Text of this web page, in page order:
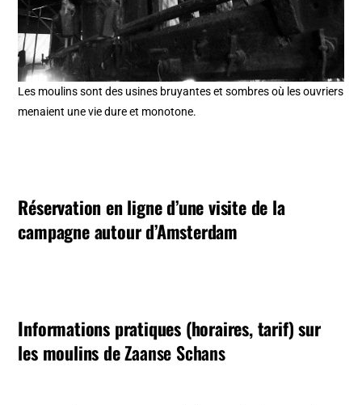
Les moulins sont des usines bruyantes et sombres où les ouvriers
menaient une vie dure et monotone.
Réservation en ligne d’une visite de la
campagne autour d’Amsterdam
Informations pratiques (horaires, tarif) sur
les moulins deZaanse Schans